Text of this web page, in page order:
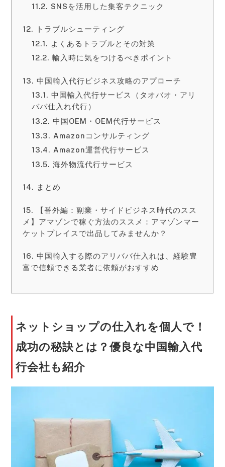
SNSを活用した集客テクニック
トラブルシューティング
よくあるトラブルとその対策
輸入時に気をつけるべきポイント
中国輸入代行ビジネス攻略のアプローチ
中国輸入代行サービス（タオバオ・アリ
ババ仕入れ代行）
中国OEM・OEM代行サービス
Amazonコンサルティング
Amazon運営代行サービス
海外物流代行サービス
まとめ
【番外編：副業・サイドビジネス時代のスス
メ】アマゾンで稼ぐ方法のススメ：アマゾンマー
ケットプレイスで出品してみませんか？
中国輸入する際のアリババ仕入れは、経験豊
富で信頼できる業者に依頼がおすすめ
ネットショップの仕入れを個人で！
成功の秘訣とは？優良な中国輸入代
行会社も紹介